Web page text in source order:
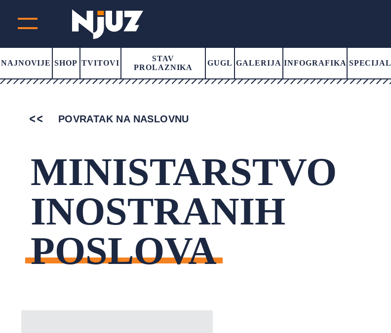
NAJNOVIJE SHOP TVITOVI
STAV
PROLAZNIKA
GUGL GALERIJA INFOGRAFIKA SPECIJAL
POVRATAK NA NASLOVNU
MINISTARSTVO
INOSTRANIH
POSLOVA